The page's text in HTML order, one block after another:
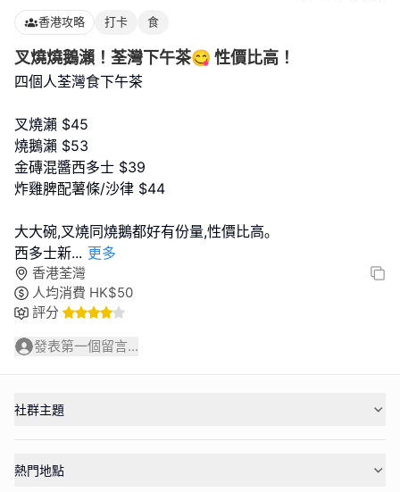
香港攻略 打卡 食
叉燒燒鵝瀨！荃灣下午茶😋 性價比高！
四個人荃灣食下午茶
叉燒瀨 $45
燒鵝瀨 $53
金磚混醬西多士 $39
炸雞脾配薯條/沙律 $44
大大碗,叉燒同燒鵝都好有份量,性價比高｡
西多士新... 更多
香港荃灣
人均消費 HK$50
評分
發表第一個留言...
社群主題
熱門地點